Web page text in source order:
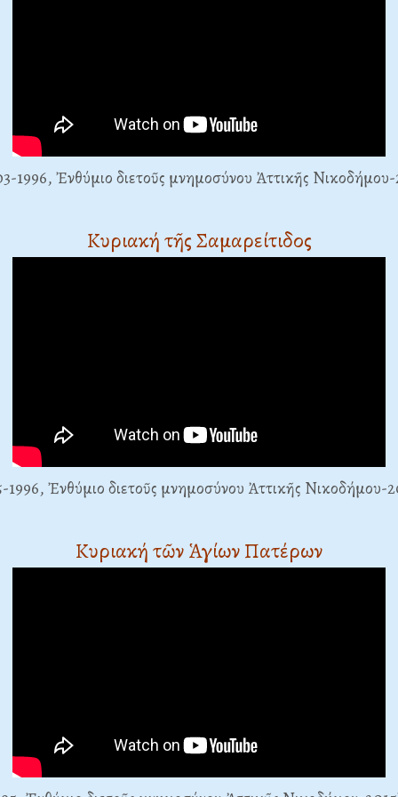
1996, Ἐνθύμιο διετοῦς μνημοσύνου Ἀττικῆς
Κυριακή τῆς Σαμαρείτιδος
1996, Ἐνθύμιο διετοῦς μνημοσύνου Ἀττικῆς Νικοδήμου-
Κυριακή τῶν Ἁγίων Πατέρων